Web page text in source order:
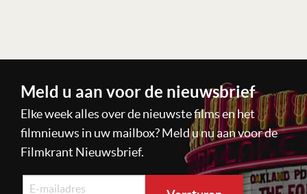
Meld u aan voor de nieuwsbrief
Elke week alles over de nieuwste films en het
filmnieuws in uw mailbox? Meld u nu aan voor de
Filmkrant Nieuwsbrief.